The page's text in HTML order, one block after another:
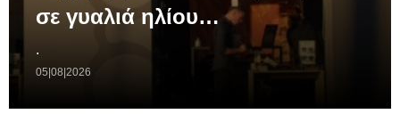
σε γυαλιά ηλίου…
.
05|08|2026